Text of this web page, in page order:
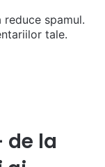
spamul.
tale.